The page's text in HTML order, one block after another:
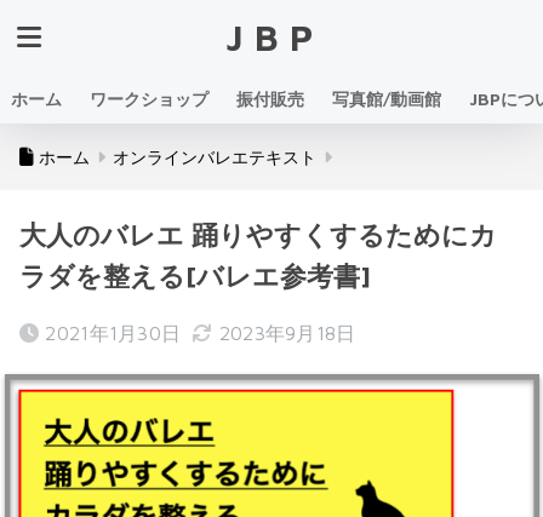
JBP
ホーム ワークショップ 振付販売 写真館/動画館 JBPにつ
ホーム オンラインバレエテキスト
大人のバレエ 踊りやすくするためにカ
ラダを整える[バレエ参考書]
2021年1月30日 2023年9月18日